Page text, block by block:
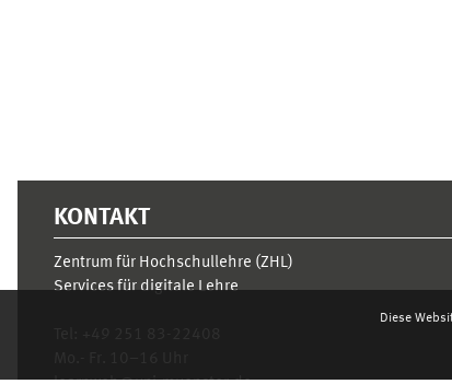
Diese
KONTAKT
Zentrum für Hochschullehre (ZHL)
Services für digitale Lehre